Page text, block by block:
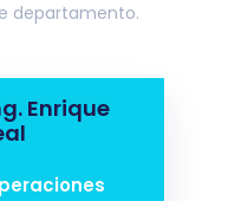
departamento.
Enrique